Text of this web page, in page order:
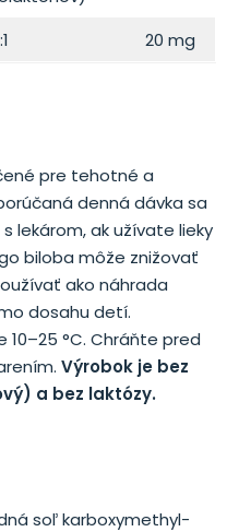
20 mg
pre tehotné a
denná dávka sa
lekárom, ak užívate lieky
biloba môže znižovať
ako náhrada
dosahu detí.
°C. Chráňte pred
Výrobok je bez
a bez laktózy.
soľ karboxymethyl­